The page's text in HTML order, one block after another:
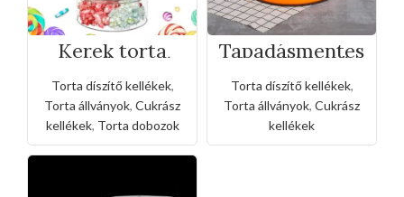
Kerek torta
díszítő/tartó
akril doboz
szett(15/20/25c
m átmérőjű)
Torta díszítő kellékek,
Torta állványok, Cukrász
kellékek, Torta dobozok
Tapadásmentes
üvegfelületű
torta állvány
csúszásgátló
talpával
Torta díszítő kellékek,
Torta állványok, Cukrász
kellékek